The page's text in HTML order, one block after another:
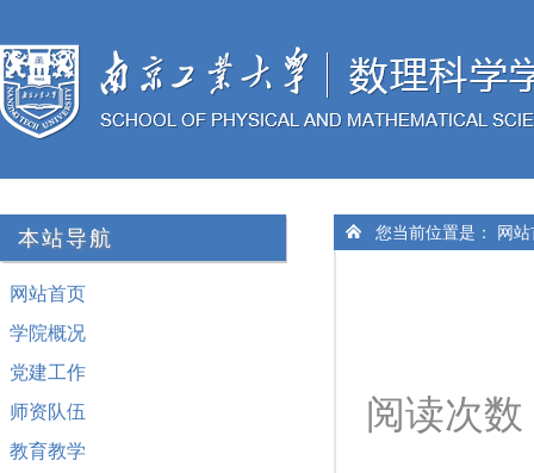
本站导航
网站首页
学院概况
党建工作
师资队伍
教育教学
您当前位置是： 网
阅读次数